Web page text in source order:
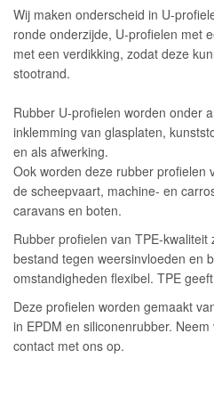
Wij maken onderscheid in U-
ronde onderzijde, U-profielen met
met een verdikking, zodat deze
stootrand.
Rubber U-profielen worden onder
inklemming van glasplaten,
en als afwerking.
Ook worden deze rubber profielen
de scheepvaart, machine- en
caravans en boten.
Rubber profielen van TPE-kwaliteit
bestand tegen weersinvloeden en
omstandigheden flexibel. TPE
Deze profielen worden gemaakt
in EPDM en siliconenrubber.
contact met ons op.